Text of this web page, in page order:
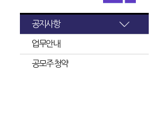
공지사항
업무안내
공모주 청약